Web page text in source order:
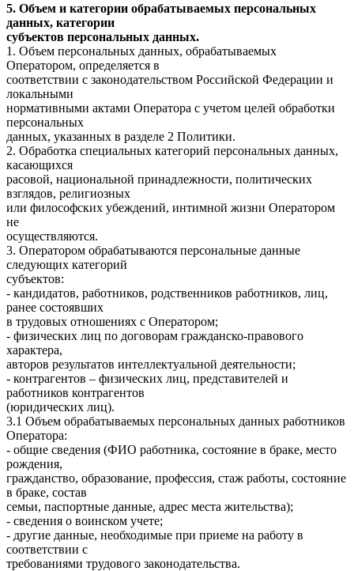
5. Объем и категории обрабатываемых персональных
данных, категории
субъектов персональных данных.
1. Объем персональных данных, обрабатываемых
Оператором, определяется в
соответствии с законодательством Российской Федерации и
локальными
нормативными актами Оператора с учетом целей обработки
персональных
данных, указанных в разделе 2 Политики.
2. Обработка специальных категорий персональных данных,
касающихся
расовой, национальной принадлежности, политических
взглядов, религиозных
или философских убеждений, интимной жизни Оператором
не
осуществляются.
3. Оператором обрабатываются персональные данные
следующих категорий
субъектов:
- кандидатов, работников, родственников работников, лиц,
ранее состоявших
в трудовых отношениях с Оператором;
- физических лиц по договорам гражданско-правового
характера,
авторов результатов интеллектуальной деятельности;
- контрагентов – физических лиц, представителей и
работников контрагентов
(юридических лиц).
3.1 Объем обрабатываемых персональных данных работников
Оператора:
- общие сведения (ФИО работника, состояние в браке, место
рождения,
гражданство, образование, профессия, стаж работы, состояние
в браке, состав
семьи, паспортные данные, адрес места жительства);
- сведения о воинском учете;
- другие данные, необходимые при приеме на работу в
соответствии с
требованиями трудового законодательства.